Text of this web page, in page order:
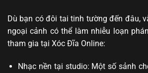
Dù bạn có đôi tai tinh tường đến đâu,
ngoại cảnh có thể làm nhiễu loạn
tham gia tại Xóc Đĩa Online:
Nhạc nền tại studio: Một số sảnh